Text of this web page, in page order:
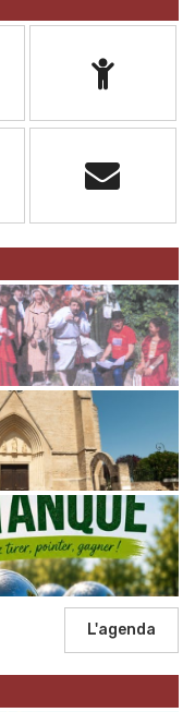
L'agenda